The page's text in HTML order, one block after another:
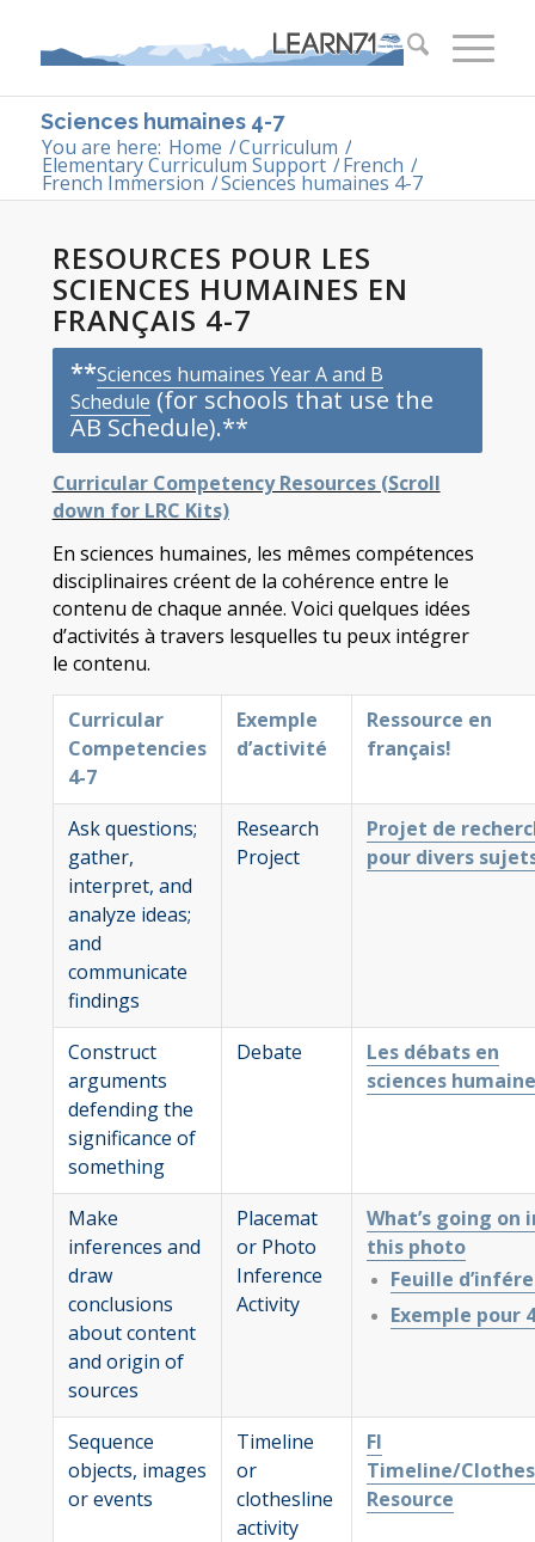
Sciences humaines 4-7
You are here: Home /Curriculum /
Elementary Curriculum Support /French /
French Immersion /Sciences humaines 4-7
RESOURCES POUR LES
SCIENCES HUMAINES EN
FRANÇAIS 4-7
**Sciences humaines Year A and B
Schedule (for schools that use the
AB Schedule).**
Curricular Competency Resources (Scroll
down for LRC Kits)
En sciences humaines, les mêmes compétences
disciplinaires créent de la cohérence entre le
contenu de chaque année. Voici quelques idées
d’activités à travers lesquelles tu peux intégrer
le contenu.
Curricular
Competencies
4-7
Exemple
d’activité
Ressource en
français!
Ask questions;
gather,
interpret, and
analyze ideas;
and
communicate
findings
Research
Project
Projet de
pour divers
Construct
arguments
defending the
significance of
something
Debate
Les débats en
sciences
Make
inferences and
draw
conclusions
about content
and origin of
sources
Placemat
or Photo
Inference
Activity
What’s going on
this photo
Feuille
Exemple pour
Sequence
objects, images
or events
Timeline
or
clothesline
activity
FI
Timeline/
Resource